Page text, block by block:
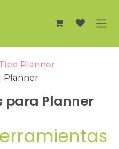
Planner
Planner
para Planner